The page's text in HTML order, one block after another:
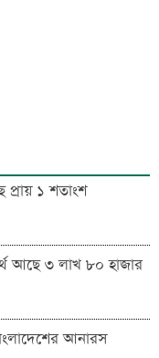
১ শতাংশ
আছে ৩ লাখ ৮০ হাজার
আনারস